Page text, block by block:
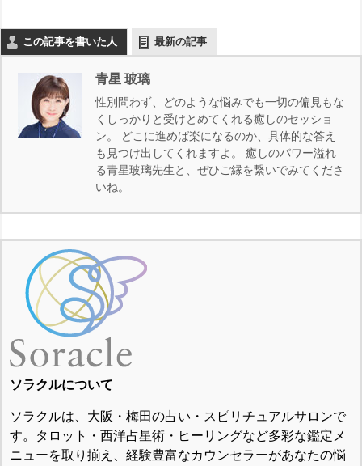
この記事を書いた人 最新の記事
青星 玻璃
性別問わず、どのような悩みでも一切の偏見もな
くしっかりと受けとめてくれる癒しのセッショ
ン。 どこに進めば楽になるのか、具体的な答え
も見つけ出してくれますよ。 癒しのパワー溢れ
る青星玻璃先生と、ぜひご縁を繋いでみてくださ
いね。
ソラクルについて
ソラクルは、大阪・梅田の占い・スピリチュアルサロンで
す。タロット・西洋占星術・ヒーリングなど多彩な鑑定メ
ニューを取り揃え、経験豊富なカウンセラーがあなたの悩